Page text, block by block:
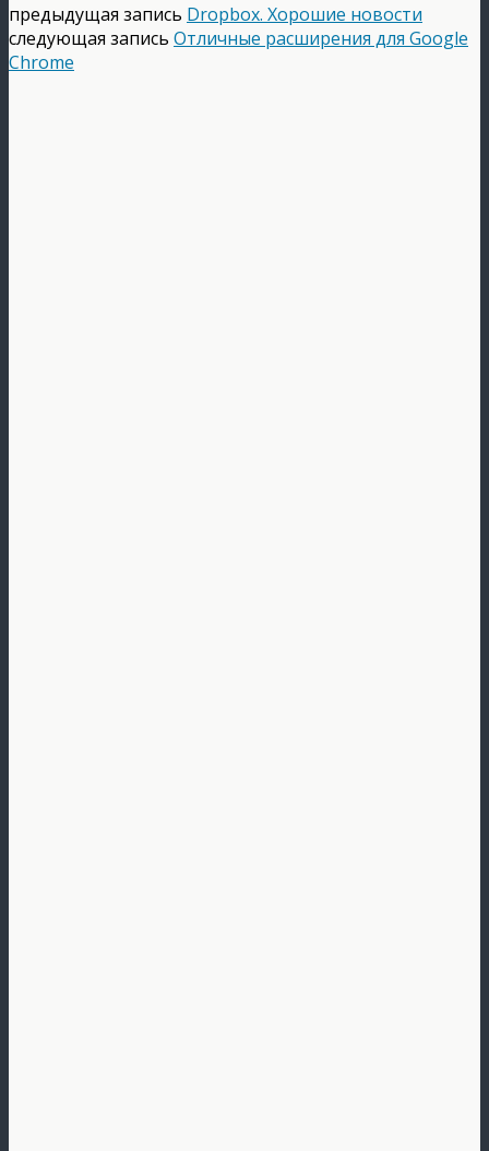
предыдущая запись Dropbox. Хорошие новости
следующая запись Отличные расширения для Google
Chrome